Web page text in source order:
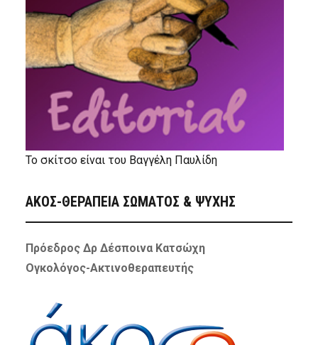
Το σκίτσο είναι του Βαγγέλη Παυλίδη
ΑΚΟΣ-ΘΕΡΑΠΕΙΑ ΣΩΜΑΤΟΣ & ΨΥΧΗΣ
Πρόεδρος Δρ Δέσποινα Κατσώχη
Ογκολόγος-Ακτινοθεραπευτής